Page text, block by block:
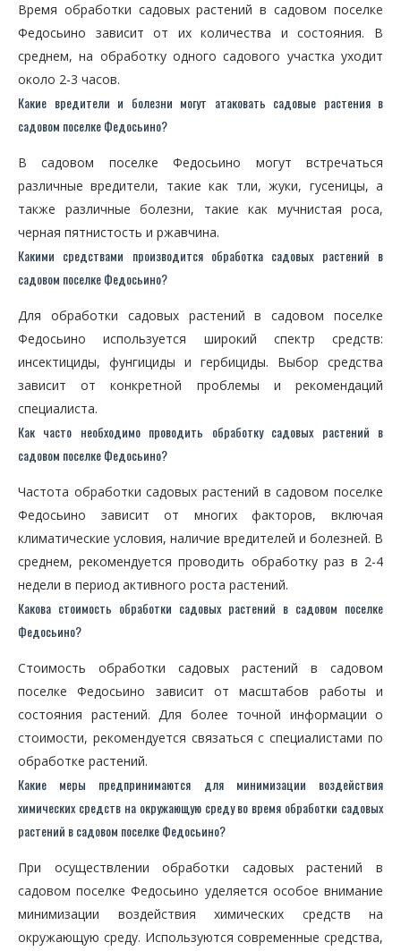
Время обработки садовых растений в садовом поселке
Федосьино зависит от их количества и состояния. В
среднем, на обработку одного садового участка уходит
около 2-3 часов.
Какие вредители и болезни могут атаковать садовые растения в
садовом поселке Федосьино?
В садовом поселке Федосьино могут встречаться
различные вредители, такие как тли, жуки, гусеницы, а
также различные болезни, такие как мучнистая роса,
черная пятнистость и ржавчина.
Какими средствами производится обработка садовых растений в
садовом поселке Федосьино?
Для обработки садовых растений в садовом поселке
Федосьино используется широкий спектр средств:
инсектициды, фунгициды и гербициды. Выбор средства
зависит от конкретной проблемы и рекомендаций
специалиста.
Как часто необходимо проводить обработку садовых растений в
садовом поселке Федосьино?
Частота обработки садовых растений в садовом поселке
Федосьино зависит от многих факторов, включая
климатические условия, наличие вредителей и болезней. В
среднем, рекомендуется проводить обработку раз в 2-4
недели в период активного роста растений.
Какова стоимость обработки садовых растений в садовом поселке
Федосьино?
Стоимость обработки садовых растений в садовом
поселке Федосьино зависит от масштабов работы и
состояния растений. Для более точной информации о
стоимости, рекомендуется связаться с специалистами по
обработке растений.
Какие меры предпринимаются для минимизации воздействия
химических средств на окружающую среду во время обработки садовых
растений в садовом поселке Федосьино?
При осуществлении обработки садовых растений в
садовом поселке Федосьино уделяется особое внимание
минимизации воздействия химических средств на
окружающую среду. Используются современные средства,